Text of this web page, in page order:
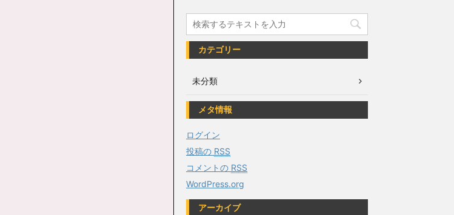
カテゴリー
未分類
メタ情報
ログイン
投稿の RSS
コメントの RSS
WordPress.org
アーカイブ